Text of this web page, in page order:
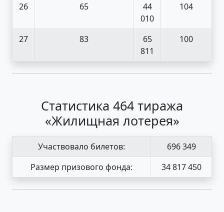
26 65
44
010
104
27 83
65
811
100
Статистика 464 тиража
«Жилищная лотерея»
Участвовало билетов:
696 349
Размер призового фонда:
34 817 450